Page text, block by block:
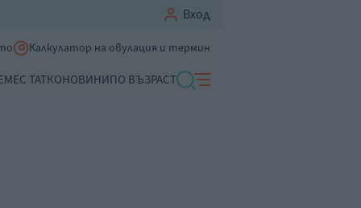
Вход
Калкулатор на овулация и термин
С ТАТКОНОВИНИПО ВЪЗРАСТ